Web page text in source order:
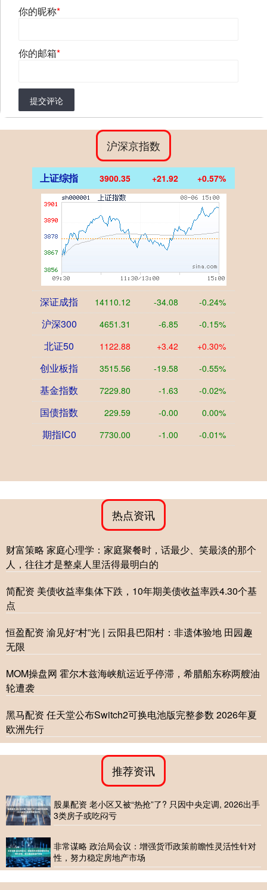
你的昵称*
你的邮箱*
提交评论
沪深京指数
上证综指 3900.35 +21.92 +0.57%
深证成指 14110.12 -34.08 -0.24%
沪深300 4651.31 -6.85 -0.15%
北证50 1122.88 +3.42 +0.30%
创业板指 3515.56 -19.58 -0.55%
基金指数 7229.80 -1.63 -0.02%
国债指数 229.59 -0.00 0.00%
期指IC0 7730.00 -1.00 -0.01%
热点资讯
财富策略 家庭心理学：家庭聚餐时，话最少、笑最淡的那个
人，往往才是整桌人里活得最明白的
简配资 美债收益率集体下跌，10年期美债收益率跌4.30个基
点
恒盈配资 渝见好“村”光 | 云阳县巴阳村：非遗体验地 田园趣
无限
MOM操盘网 霍尔木兹海峡航运近乎停滞，希腊船东称两艘油
轮遭袭
黑马配资 任天堂公布Switch2可换电池版完整参数 2026年夏
欧洲先行
推荐资讯
股巢配资 老小区又被“热抢”了? 只因中央定调, 2026出手
3类房子或吃闷亏
非常谋略 政治局会议：增强货币政策前瞻性灵活性针对
性，努力稳定房地产市场